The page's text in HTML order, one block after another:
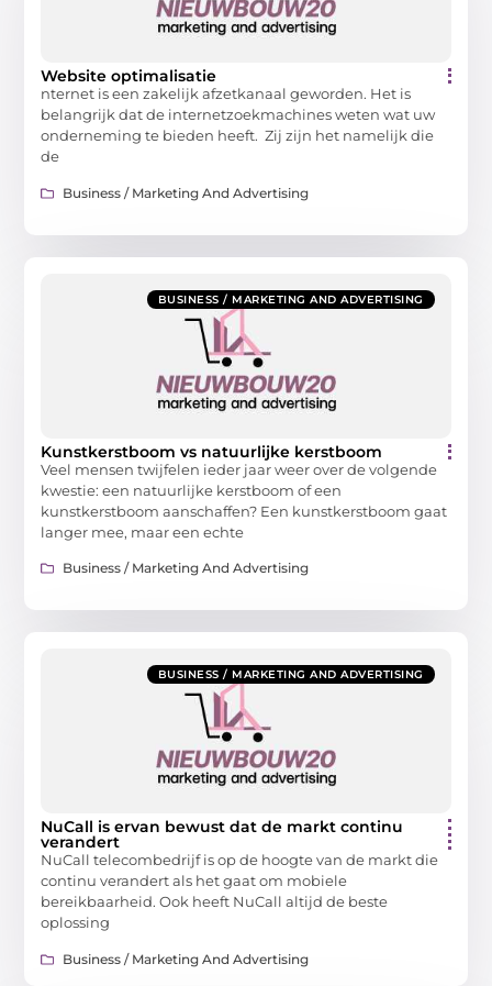
Website optimalisatie
nternet is een zakelijk afzetkanaal geworden. Het is
belangrijk dat de internetzoekmachines weten wat uw
onderneming te bieden heeft. Zij zijn het namelijk die
de
Business / Marketing And Advertising
BUSINESS / MARKETING AND ADVERTISING
Kunstkerstboom vs natuurlijke kerstboom
Veel mensen twijfelen ieder jaar weer over de volgende
kwestie: een natuurlijke kerstboom of een
kunstkerstboom aanschaffen? Een kunstkerstboom gaat
langer mee, maar een echte
Business / Marketing And Advertising
BUSINESS / MARKETING AND ADVERTISING
NuCall is ervan bewust dat de markt continu
verandert
NuCall telecombedrijf is op de hoogte van de markt die
continu verandert als het gaat om mobiele
bereikbaarheid. Ook heeft NuCall altijd de beste
oplossing
Business / Marketing And Advertising